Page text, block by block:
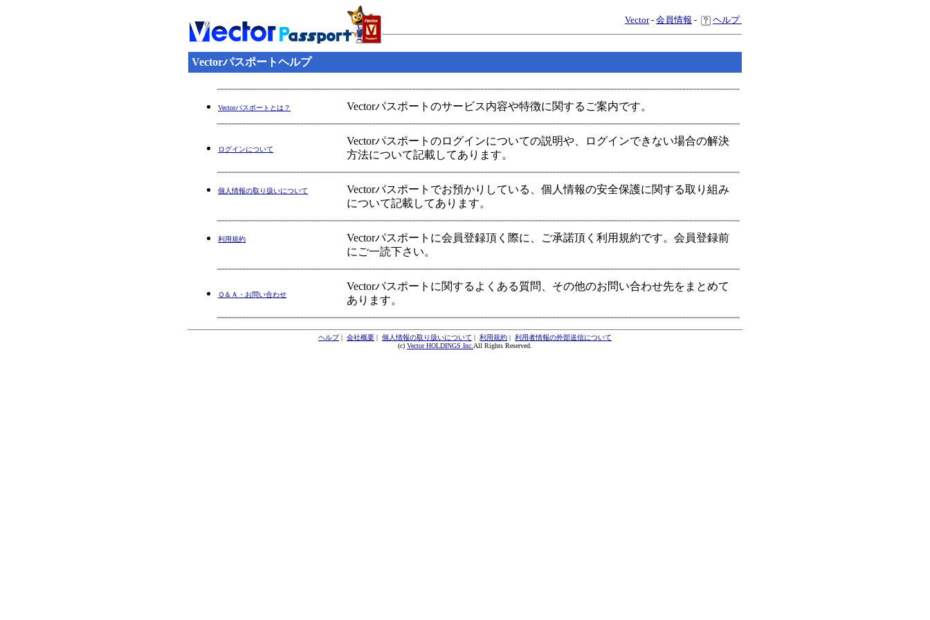
Vector- 会員情報 - ヘルプ
Vectorパスポートヘルプ
Vectorパスポートとは？ Vectorパスポートのサービス内容や特徴に関するご案内です。
ログインについて
Vectorパスポートのログインについての説明や、ログインできない場合の解決
方法について記載してあります。
個人情報の取り扱いについて
Vectorパスポートでお預かりしている、個人情報の安全保護に関する取り組み
について記載してあります。
利用規約
Vectorパスポートに会員登録頂く際に、ご承諾頂く利用規約です。会員登録前
にご一読下さい。
Ｑ＆Ａ・お問い合わせ
Vectorパスポートに関するよくある質問、その他のお問い合わせ先をまとめて
あります。
ヘルプ| 会社概要 | 個人情報の取り扱いについて | 利用規約 | 利用者情報の外部送信について
(c) Vector HOLDINGS Inc. All Rights Reserved.